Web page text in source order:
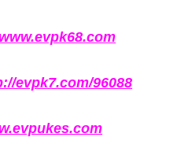
evpk7.com/96088